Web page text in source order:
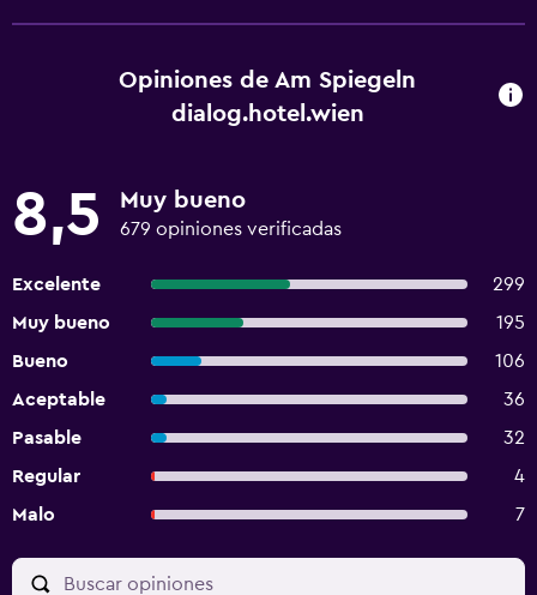
Opiniones de Am Spiegeln
dialog.hotel.wien
8,5 Muy bueno
679 opiniones verificadas
Excelente
299
Muy bueno
195
Bueno
106
Aceptable
36
Pasable
32
Regular
4
Malo
7